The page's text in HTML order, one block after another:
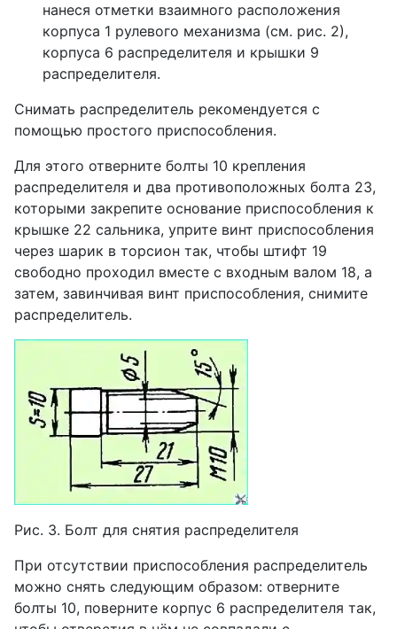
нанеся отметки взаимного расположения
корпуса 1 рулевого механизма (см. рис. 2),
корпуса 6 распределителя и крышки 9
распределителя.
Снимать распределитель рекомендуется с
помощью простого приспособления.
Для этого отверните болты 10 крепления
распределителя и два противоположных болта 23,
которыми закрепите основание приспособления к
крышке 22 сальника, уприте винт приспособления
через шарик в торсион так, чтобы штифт 19
свободно проходил вместе с входным валом 18, а
затем, завинчивая винт приспособления, снимите
распределитель.
Рис. 3. Болт для снятия распределителя
При отсутствии приспособления распределитель
можно снять следующим образом: отверните
болты 10, поверните корпус 6 распределителя так,